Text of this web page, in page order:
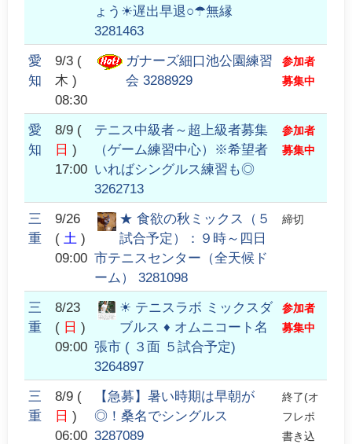
ょう☀遅出早退○☂無縁
3281463
愛
知
9/3(
木 )
08:30
ガナーズ細口池公園練習
会 3288929
参加者
募集中
愛
知
8/9 (
日 )
17:00
テニス中級者～超上級者募集
（ゲーム練習中心）※希望者
いればシングルス練習も◎
3262713
参加者
募集中
三
重
9/26
( 土 )
09:00
★ 食欲の秋ミックス（５
試合予定）：９時～四日
市テニスセンター（全天候ド
ーム） 3281098
締切
三
重
8/23
( 日 )
09:00
☀ テニスラボ ミックスダ
ブルス ♦ オムニコート名
張市 ( ３面 ５試合予定)
3264897
参加者
募集中
三
重
8/9 (
日 )
06:00
【急募】暑い時期は早朝が
◎！桑名でシングルス
3287089
終了(オ
フレポ
書き込